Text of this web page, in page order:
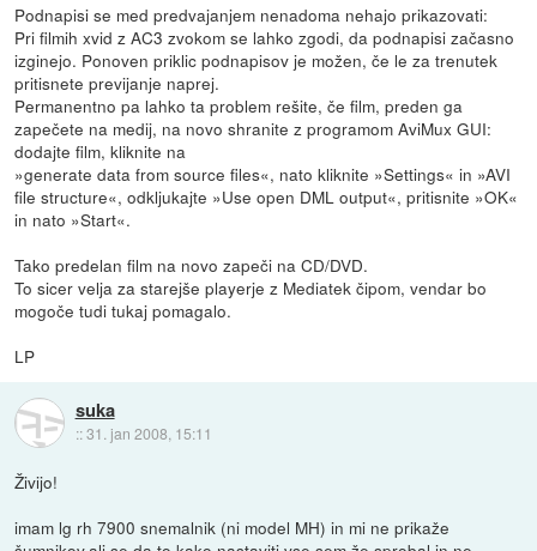
Podnapisi se med predvajanjem nenadoma nehajo prikazovati:
Pri filmih xvid z AC3 zvokom se lahko zgodi, da podnapisi začasno
izginejo. Ponoven priklic podnapisov je možen, če le za trenutek
pritisnete previjanje naprej.
Permanentno pa lahko ta problem rešite, če film, preden ga
zapečete na medij, na novo shranite z programom AviMux GUI:
dodajte film, kliknite na
»generate data from source files«, nato kliknite »Settings« in »AVI
file structure«, odkljukajte »Use open DML output«, pritisnite »OK«
in nato »Start«.
Tako predelan film na novo zapeči na CD/DVD.
To sicer velja za starejše playerje z Mediatek čipom, vendar bo
mogoče tudi tukaj pomagalo.
LP
suka
::31. jan 2008, 15:11
Živijo!
imam lg rh 7900 snemalnik (ni model MH) in mi ne prikaže